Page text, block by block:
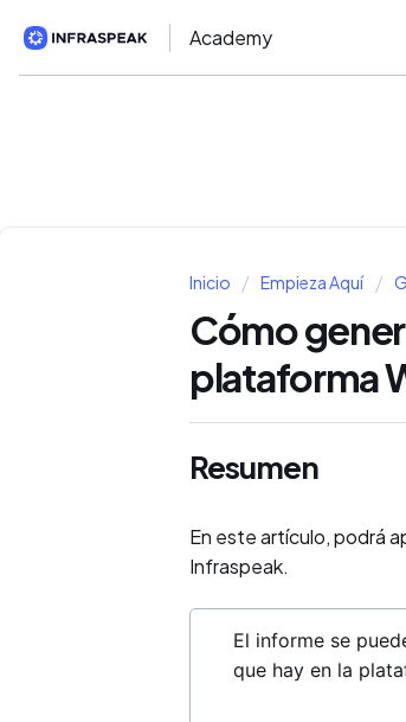
Academy
Inicio Empieza Aquí
Cómo
plataforma
Resumen
En este artículo, podrá
Infraspeak.
El informe se
que hay en la